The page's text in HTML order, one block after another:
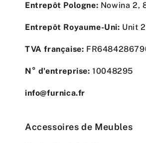
Entrepôt Pologne: Nowina 2,
Entrepôt Royaume-Uni: Unit
TVA française:
N° d'entreprise: 10048295
info@furnica.fr
Accessoires de Meubles